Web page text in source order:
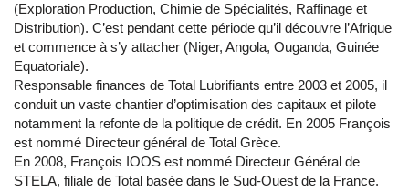
(Exploration Production, Chimie de Spécialités, Raffinage et
Distribution). C’est pendant cette période qu’il découvre l’Afrique
et commence à s’y attacher (Niger, Angola, Ouganda, Guinée
Equatoriale).
Responsable finances de Total Lubrifiants entre 2003 et 2005, il
conduit un vaste chantier d’optimisation des capitaux et pilote
notamment la refonte de la politique de crédit. En 2005 François
est nommé Directeur général de Total Grèce.
En 2008, François IOOS est nommé Directeur Général de
STELA, filiale de Total basée dans le Sud-Ouest de la France.